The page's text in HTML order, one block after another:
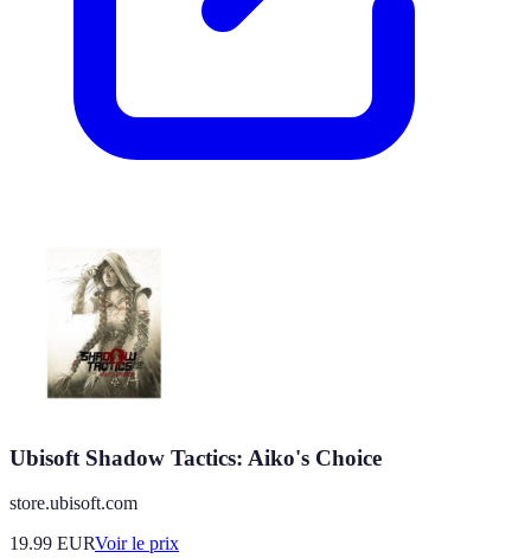
Ubisoft Shadow Tactics: Aiko's Choice
store.ubisoft.com
19.99 EURVoir le prix